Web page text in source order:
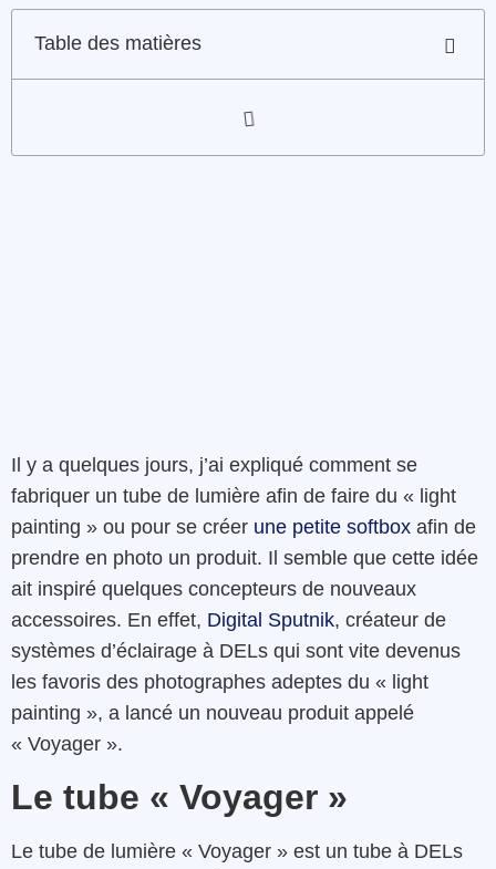
Table des matières
Il y a quelques jours, j’ai expliqué comment se
fabriquer un tube de lumière afin de faire du « light
painting » ou pour se créer une petite softbox afin de
prendre en photo un produit. Il semble que cette idée
ait inspiré quelques concepteurs de nouveaux
accessoires. En effet, Digital Sputnik, créateur de
systèmes d’éclairage à DELs qui sont vite devenus
les favoris des photographes adeptes du « light
painting », a lancé un nouveau produit appelé
« Voyager ».
Le tube « Voyager »
Le tube de lumière « Voyager » est un tube à DELs